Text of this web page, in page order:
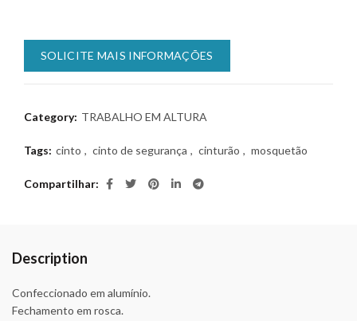
SOLICITE MAIS INFORMAÇÕES
Category: TRABALHO EM ALTURA
Tags: cinto , cinto de segurança , cinturão , mosquetão
Compartilhar
Description
Confeccionado em alumínio.
Fechamento em rosca.